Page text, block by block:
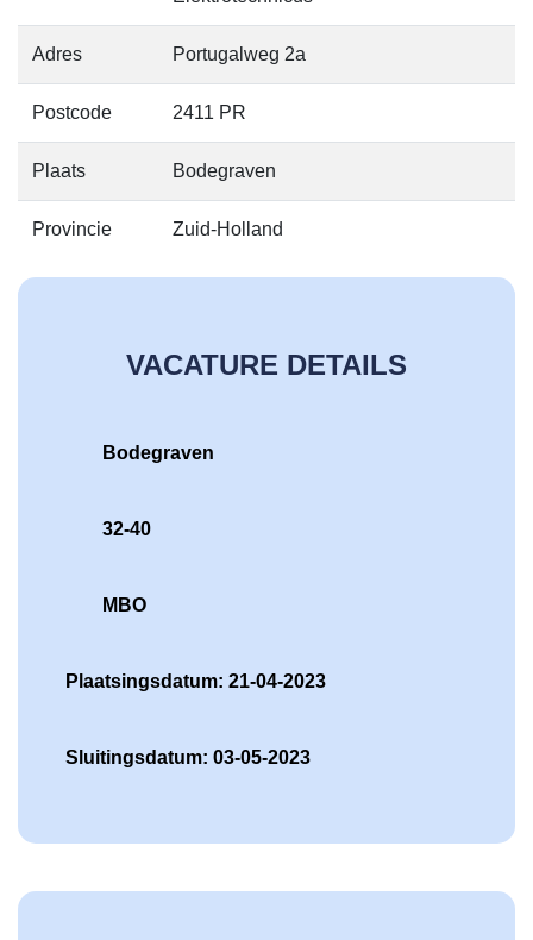
Adres Portugalweg 2a
Postcode 2411 PR
Plaats Bodegraven
Provincie Zuid-Holland
VACATURE DETAILS
Bodegraven
32-40
MBO
Plaatsingsdatum: 21-04-2023
Sluitingsdatum: 03-05-2023